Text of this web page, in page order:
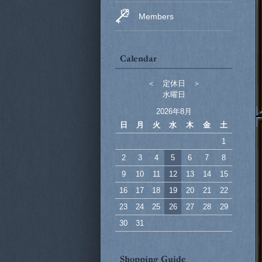
Members
＜ 定休日 ＞
水曜日
2026年8月
日
月 火 水 木 金
土
1
2
3 4 5 6 7
8
9
10 11 12 13 14
15
16
17 18 19 20 21
22
23
24 25 26 27 28
29
30
31